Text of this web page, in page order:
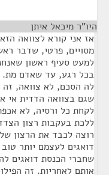
היו"ר מיכאל איתן
אז אני קורא לצוואה
מסויים, פרטי, שדבר
למעט סעיף ראשון
בכל רגע, עד שאדם מת.
לה הסכם, לא צוואה, זה
שגם בצוואה הדדית אי
לקחת כל ורסיה, לא
ללכת בעקבות רצון
רוצה לכבד את הרצון
דואגים לעצמם יותר
שחברי הכנסת דואגים
אותם לאחריות. זה